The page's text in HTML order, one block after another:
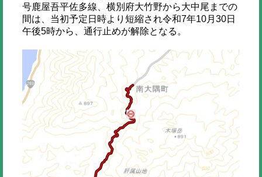
号鹿屋吾平佐多線、横別府大竹野から大中尾までの
間は、当初予定日時より短縮され令和7年10月30日
午後5時から、通行止めが解除となる。